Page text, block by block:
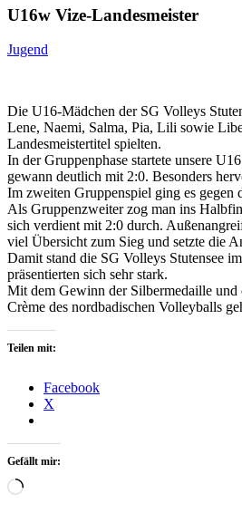
U16w Vize-Landesmeister
Jugend
Die U16-Mädchen der SG Volleys
Lene, Naemi, Salma, Pia, Lili sowie
Landesmeistertitel spielten.
In der Gruppenphase startete unsere
gewann deutlich mit 2:0. Besonders
Im zweiten Gruppenspiel ging es gegen
Als Gruppenzweiter zog man ins
sich verdient mit 2:0 durch.
viel Übersicht zum Sieg und setzte die
Damit stand die SG Volleys Stutensee
präsentierten sich sehr stark.
Mit dem Gewinn der Silbermedaille und
Crème des nordbadischen Volleyballs
Teilen mit:
Facebook
X
Gefällt mir:
Wird